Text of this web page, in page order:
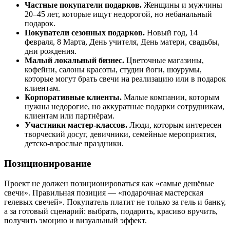
Частные покупатели подарков. Женщины и мужчины
20–45 лет, которые ищут недорогой, но небанальный
подарок.
Покупатели сезонных подарков. Новый год, 14
февраля, 8 Марта, День учителя, День матери, свадьбы,
дни рождения.
Малый локальный бизнес. Цветочные магазины,
кофейни, салоны красоты, студии йоги, шоурумы,
которые могут брать свечи на реализацию или в подарок
клиентам.
Корпоративные клиенты. Малые компании, которым
нужны недорогие, но аккуратные подарки сотрудникам,
клиентам или партнёрам.
Участники мастер-классов. Люди, которым интересен
творческий досуг, девичники, семейные мероприятия,
детско-взрослые праздники.
Позиционирование
Проект не должен позиционироваться как «самые дешёвые
свечи». Правильная позиция — «подарочная мастерская
гелевых свечей». Покупатель платит не только за гель и банку,
а за готовый сценарий: выбрать, подарить, красиво вручить,
получить эмоцию и визуальный эффект.